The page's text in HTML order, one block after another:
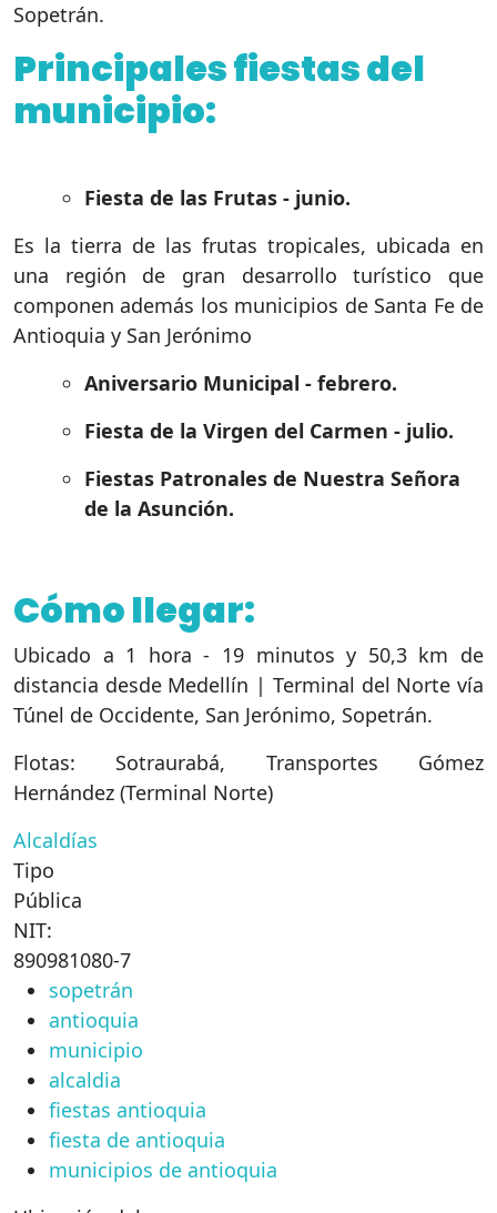
Sopetrán.
Principales fiestas del
municipio:
Fiesta de las Frutas - junio.
Es la tierra de las frutas tropicales, ubicada en
una región de gran desarrollo turístico que
componen además los municipios de Santa Fe de
Antioquia y San Jerónimo
Aniversario Municipal - febrero.
Fiesta de la Virgen del Carmen - julio.
Fiestas Patronales de Nuestra Señora
de la Asunción.
Cómo llegar:
Ubicado a 1 hora - 19 minutos y 50,3 km de
distancia desde Medellín | Terminal del Norte vía
Túnel de Occidente, San Jerónimo, Sopetrán.
Flotas: Sotraurabá, Transportes Gómez
Hernández (Terminal Norte)
Alcaldías
Tipo
Pública
NIT:
890981080-7
sopetrán
antioquia
municipio
alcaldia
fiestas antioquia
fiesta de antioquia
municipios de antioquia